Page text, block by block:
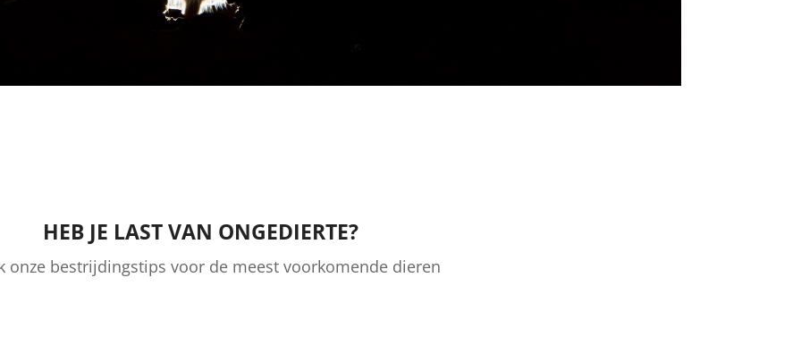
HEB JE LAST VAN ONGEDIERTE?
onze bestrijdingstips voor de meest voorkomende dieren